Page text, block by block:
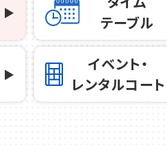
テーブル
イベント・
レンタルコート